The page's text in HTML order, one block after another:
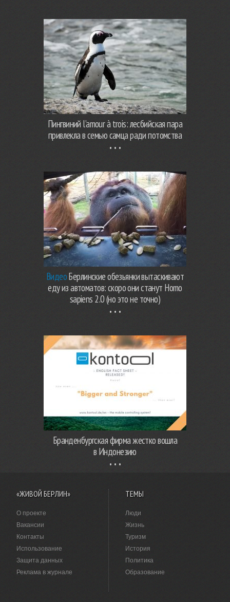
Пингвиний l’amour à trois: лесбийская пара
привлекла в семью самца ради потомства
ВидеоБерлинские обезьянки вытаскивают
еду из автоматов: скоро они станут Homo
sapiens 2.0 (но это не точно)
Бранденбургская фирма жестко вошла
в Индонезию
«ЖИВОЙ БЕРЛИН»
О проекте
Вакансии
Контакты
Использование
Защита данных
Реклама в журнале
ТЕМЫ
Люди
Жизнь
Туризм
История
Политика
Образование